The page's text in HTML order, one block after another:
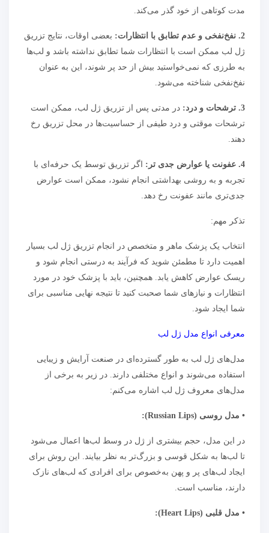
مدت کوتاهی از خود گذر می‌کند.
2. نفخ‌نفخی و عدم تطابق با انتظارات:
بعضی اوقات، نتایج تزریق
ژل لب ممکن است با انتظارات شما تطابق نداشته باشد و لب‌ها
به طرزی که نمی‌خواستید بیش از حد پر شوند، این به عنوان
نفخ‌نفخی شناخته می‌شود.
3. ترشحات و درد:
در مدتی پس از تزریق ژل لب، ممکن است
ترشحات موقتی و درد طیفی از حساسیت‌ها در محل تزریق رخ
دهند.
4. عفونت یا عوارض جدی تر:
اگر تزریق توسط یک حرفه‌ای با
تجربه و به روشی بهداشتی انجام نشود، ممکن است عوارض
جدی‌تری مانند عفونت رخ دهد.
تذکر مهم:
انتخاب یک پزشک ماهر و متخصص در انجام تزریق ژل لب بسیار
اهمیت دارد تا مطمئن شوید که فرآیند به درستی انجام شود و
ریسک عوارض کاهش یابد. همچنین، باید با پزشک خود در مورد
انتظارات و نیازهای شما صحبت کنید تا نتیجه نهایی مناسبی برای
شما ایجاد شود.
معرفی انواع مدل ژل لب
مدل‌های ژل لب به طور گسترده‌ای در صنعت آرایش و زیبایی
استفاده می‌شوند و انواع مختلفی دارند. در زیر به برخی از
مدل‌های معروف ژل لب اشاره می‌کنم:
• مدل روسی (Russian Lips):
در این مدل، حجم بیشتری از ژل در وسط لب‌ها اعمال می‌شود
تا لب‌ها به شکل قوسی و بزرگ‌تر به نظر بیایند. این روش برای
ایجاد لب‌های پر و پهن به‌خصوص برای افرادی که لب‌های نازک
دارند، مناسب است.
• مدل قلبی (Heart Lips):